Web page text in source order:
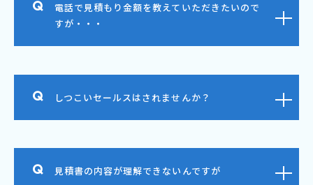
電話で見積もり金額を教えていただきたいので
すが・・・
しつこいセールスはされませんか？
見積書の内容が理解できないんですが